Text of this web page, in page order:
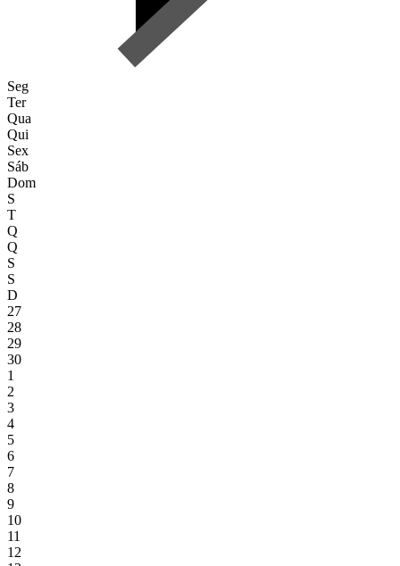
Seg
Ter
Qua
Qui
Sex
Sáb
Dom
S
T
Q
Q
S
S
D
27
28
29
30
1
2
3
4
5
6
7
8
9
10
11
12